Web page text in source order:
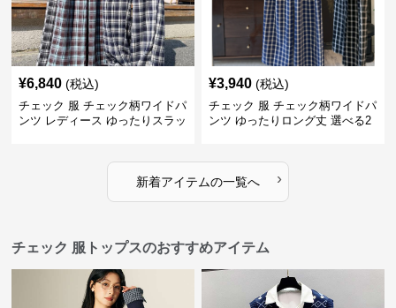
¥6,840 (税込)
チェック 服 チェック柄ワイドパ
ンツ レディース ゆったりスラッ
¥3,940 (税込)
チェック 服 チェック柄ワイドパ
ンツ ゆったりロング丈 選べる2
新着アイテムの一覧へ ›
チェック 服トップスのおすすめアイテム